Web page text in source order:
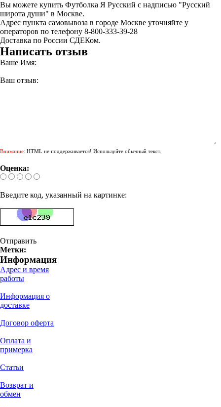
Вы можете купить Футболка Я Русский с надписью "Русский
широта души" в Москве.
Адрес пункта самовывоза в городе Москве уточняйте у
операторов по телефону 8-800-333-39-28
Доставка по России СДЕКом.
Написать отзыв
Ваше Имя:
Ваш отзыв:
Внимание: HTML не поддерживается! Используйте обычный текст.
Оценка:
Введите код, указанный на картинке:
Отправить
Метки:
Информация
Адрес и время
работы
Информация о
доставке
Договор оферта
Оплата и
примерка
Статьи
Возврат и
обмен